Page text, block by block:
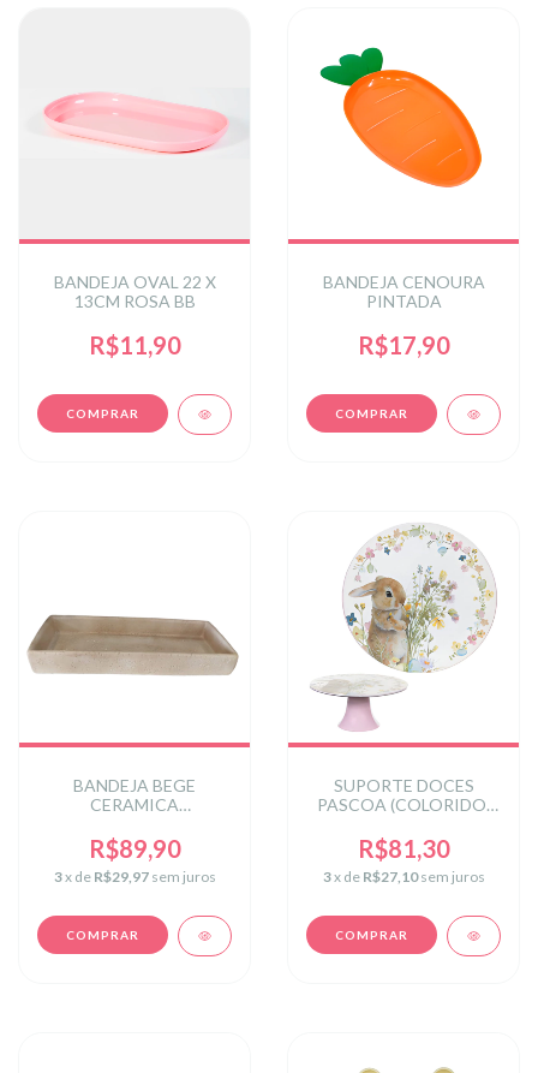
BANDEJA OVAL 22 X
13CM ROSA BB
R$11,90
BANDEJA CENOURA
PINTADA
R$17,90
BANDEJA BEGE
CERAMICA
30X12X4cm(FLORARTE)
R$89,90
3x de R$29,97 sem juros
SUPORTE DOCES
PASCOA (COLORIDO)
(FLORARTE)
R$81,30
3x de R$27,10 sem juros